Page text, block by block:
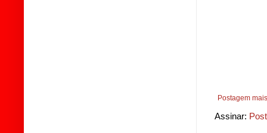
Postagem
Assinar: